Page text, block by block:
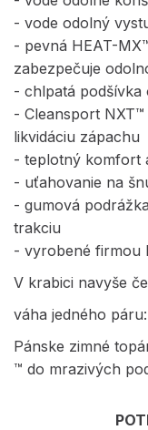
- vode odolný
- pevná HEAT-
zabezpečuje
- chlpatá podšívka
- Cleansport
likvidáciu zápachu
- teplotný komfort
- uťahovanie na
- gumová
trakciu
- vyrobené firmou
V krabici navyše
váha jedného
Pánske zimné
™ do mrazivých